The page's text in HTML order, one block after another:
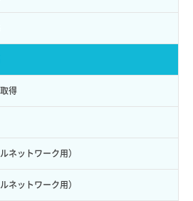
ームタグ変更）
得
ネットワーク用）
ネットワーク用）